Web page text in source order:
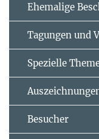
Ehemalige
Tagungen und
Spezielle
Besucher